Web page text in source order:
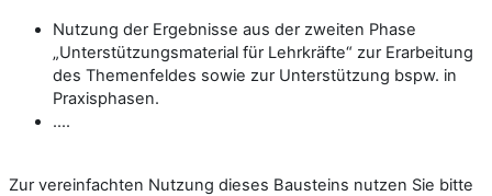
Nutzung der Ergebnisse aus der zweiten Phase
„Unterstützungsmaterial für Lehrkräfte“ zur Erarbeitung
des Themenfeldes sowie zur Unterstützung bspw. in
Praxisphasen.
....
Zur vereinfachten Nutzung dieses Bausteins nutzen Sie bitte